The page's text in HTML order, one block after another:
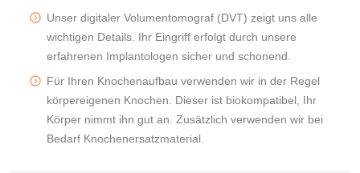
Unser digitaler Volumentomograf (DVT) zeigt uns alle
wichtigen Details. Ihr Eingriff erfolgt durch unsere
erfahrenen Implantologen sicher und schonend.
Für Ihren Knochenaufbau verwenden wir in der Regel
körpereigenen Knochen. Dieser ist biokompatibel, Ihr
Körper nimmt ihn gut an. Zusätzlich verwenden wir bei
Bedarf Knochenersatzmaterial.